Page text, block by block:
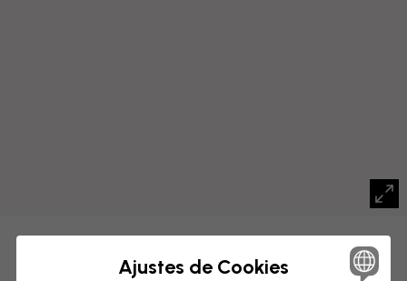
Guardar
Ajustes de Cookies